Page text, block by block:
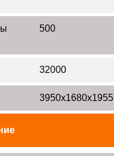
500
32000
3950х1680х1955